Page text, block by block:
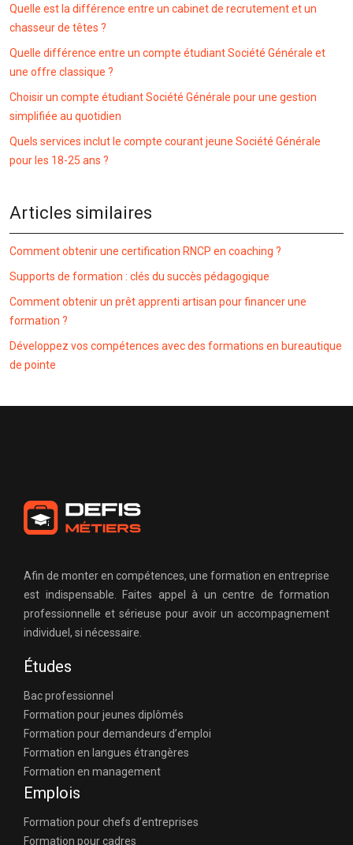
Quelle est la différence entre un cabinet de recrutement et un
chasseur de têtes ?
Quelle différence entre un compte étudiant Société Générale et
une offre classique ?
Choisir un compte étudiant Société Générale pour une gestion
simplifiée au quotidien
Quels services inclut le compte courant jeune Société Générale
pour les 18-25 ans ?
Articles similaires
Comment obtenir une certification RNCP en coaching ?
Supports de formation : clés du succès pédagogique
Comment obtenir un prêt apprenti artisan pour financer une
formation ?
Développez vos compétences avec des formations en bureautique
de pointe
Afin de monter en compétences, une formation en entreprise
est indispensable. Faites appel à un centre de formation
professionnelle et sérieuse pour avoir un accompagnement
individuel, si nécessaire.
Études
Bac professionnel
Formation pour jeunes diplômés
Formation pour demandeurs d’emploi
Formation en langues étrangères
Formation en management
Emplois
Formation pour chefs d’entreprises
Formation pour cadres